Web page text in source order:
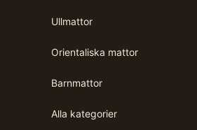
Ullmattor
Orientaliska mattor
Barnmattor
Alla kategorier